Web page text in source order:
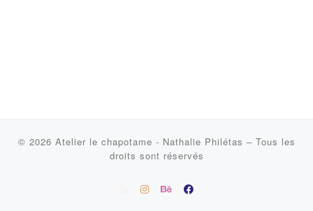
© 2026 Atelier le chapotame - Nathalie Philétas – Tous les
droits sont réservés